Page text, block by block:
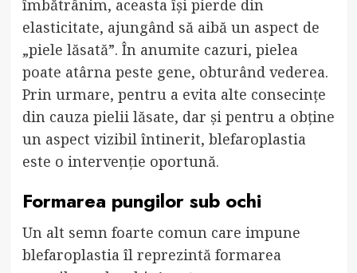
îmbătrânim, aceasta își pierde din
elasticitate, ajungând să aibă un aspect de
„piele lăsată”. În anumite cazuri, pielea
poate atârna peste gene, obturând vederea.
Prin urmare, pentru a evita alte consecințe
din cauza pielii lăsate, dar și pentru a obține
un aspect vizibil întinerit, blefaroplastia
este o intervenție oportună.
Formarea pungilor sub ochi
Un alt semn foarte comun care impune
blefaroplastia îl reprezintă formarea